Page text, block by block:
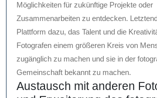
Möglichkeiten für zukünftige Projekte oder
Zusammenarbeiten zu entdecken.
Plattform dazu, das Talent und die
Fotografen einem größeren Kreis von
zugänglich zu machen und sie in der
Gemeinschaft bekannt zu machen.
Austausch mit anderen